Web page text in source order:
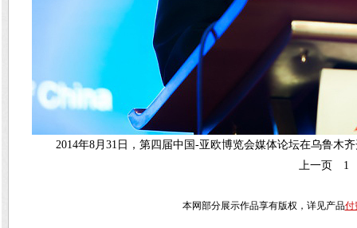
2014年8月31日，第四届中国-亚欧博览会媒体论坛在乌鲁木
上一页
1
本网部分展示作品享有版权，详见产品付